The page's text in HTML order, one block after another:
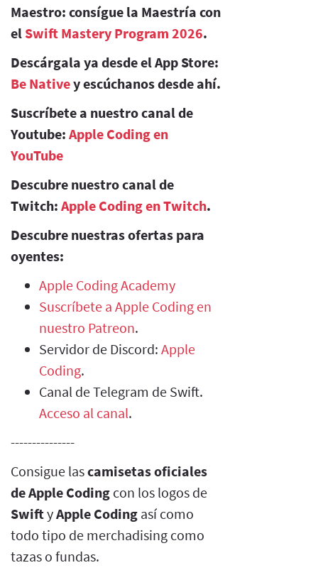
Maestro: consígue la Maestría con
el Swift Mastery Program 2026.
Descárgala ya desde el App Store:
Be Nativey escúchanos desde ahí.
Suscríbete a nuestro canal de
Youtube: Apple Coding en
YouTube
Descubre nuestro canal de
Twitch: Apple Coding en Twitch.
Descubre nuestras ofertas para
oyentes:
Apple Coding Academy
Suscríbete a Apple Coding en
nuestro Patreon.
Servidor de Discord: Apple
Coding.
Canal de Telegram de Swift.
Acceso al canal.
---------------
Consigue lascamisetas oficiales
de Apple Coding con los logos de
SwiftyApple Coding así como
todo tipo de merchadising como
tazas o fundas.